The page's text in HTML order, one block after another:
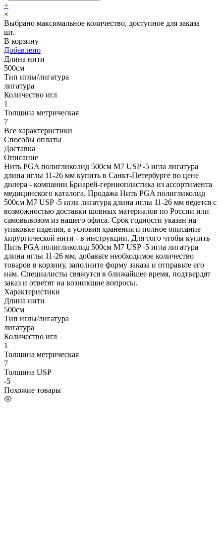
+
×
Выбрано максимальное количество, доступное для заказа
шт.
В корзину
Добавлено
Длина нити
500см
Тип иглы/лигатура
лигатура
Количество игл
1
Толщина метрическая
7
Все характеристики
Способы оплаты
Доставка
Описание
Нить PGA полигликолид 500см М7 USP -5 игла лигатура
длина иглы 11-26 мм купить в Санкт-Петербурге по цене
дилера - компании Бриарей-герниопластика из ассортимента
медицинского каталога. Продажа Нить PGA полигликолид
500см М7 USP -5 игла лигатура длина иглы 11-26 мм ведется с
возможностью доставки шовных материалов по России или
самовывозом из нашего офиса. Срок годности указан на
упаковке изделия, а условия хранения и полное описание
хирургической нити - в инструкции. Для того чтобы купить
Нить PGA полигликолид 500см М7 USP -5 игла лигатура
длина иглы 11-26 мм, добавьте необходимое количество
товаров в корзину, заполните форму заказа и отправьте его
нам. Специалисты свяжутся в ближайшее время, подтвердят
заказ и ответят на возникшие вопросы.
Характеристики
Длина нити
500см
Тип иглы/лигатура
лигатура
Количество игл
1
Толщина метрическая
7
Толщина USP
-5
Похожие товары